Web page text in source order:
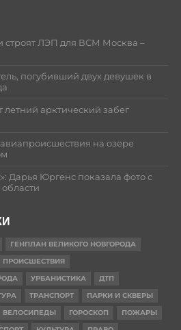
строят ЛЭП для ВСМ Москва –
погубивший двух девушек в
летний арктический забег
на озере
Дарья Юргенс показала фото с
ГЕНПЛАН ВЕЛИКОГО НОВГОРОДА
ПРОИСШЕСТВИЯ
УРБАНИСТИКА
ДТП
ТРАНСПОРТ
ПАРКИ И СКВЕРЫ
ВЕЛОСИПЕДЫ ГОРОСКОП
ПОЖАРЫ